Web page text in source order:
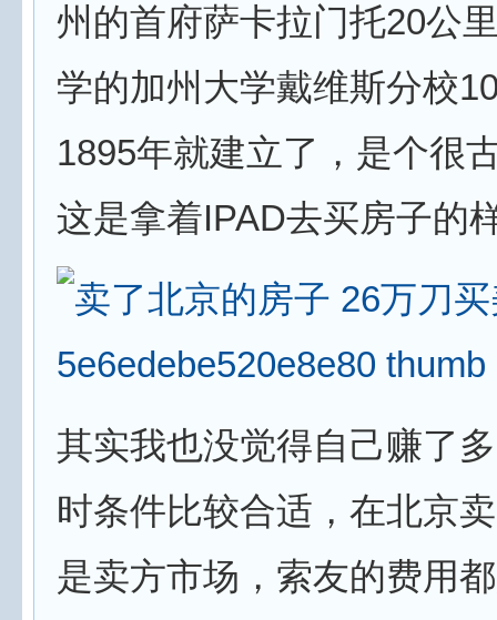
州的首府萨卡拉门托20公
学的加州大学戴维斯分校
1895年就建立了，是个很
这是拿着IPAD去买房子的
其实我也没觉得自己赚了
时条件比较合适，在北京
是卖方市场，索友的费用